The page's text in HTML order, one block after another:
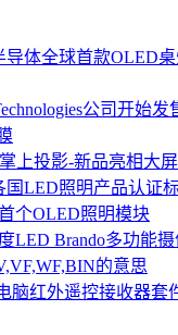
体全球首款OLED桌
公司开始
上投影-新品亮相大
国LED照明产品认证
个OLED照明模块
LED Brando多功能
的意思
脑红外遥控接收器套